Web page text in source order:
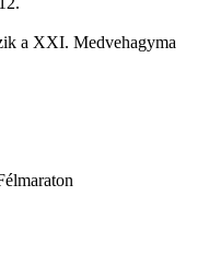
a XXI. Medvehagyma